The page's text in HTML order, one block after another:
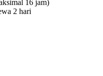
16 jam)
2 hari